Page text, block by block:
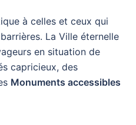
à celles et ceux qui
La Ville éternelle
en situation de
capricieux, des
Monuments accessibles